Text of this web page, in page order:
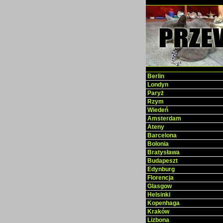
Berlin
Londyn
Paryż
Rzym
Wiedeń
Amsterdam
Ateny
Barcelona
Bolonia
Bratysława
Budapeszt
Edynburg
Florencja
Glasgow
Helsinki
Kopenhaga
Kraków
Lizbona